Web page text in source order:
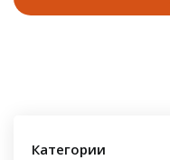
Категории